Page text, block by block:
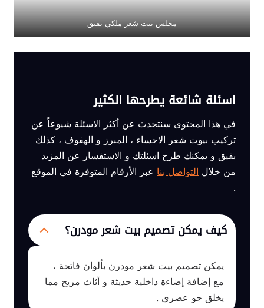
مجلس بيت شعر ملكي بقيق
اسئلة شائعة يطرحها الكثير
في هذا المحتوى سنتحدث عن أكثر الاسئلة شيوعاً عن
تركيب بيوت شعر الاحساء ، المبرز و الهفوف ، كذلك
بقيق و يمكنك طرح اسئلتك و الاستفسار عن المزيد
من خلالالتواصل بنا عبر الأرقام المتوفرة في الموقع
.
كيف يمكن تصميم بيت شعر مودرن؟
يمكن تصميم بيت شعر مودرن بألوان فاتحة ،
مع إضافة إضاءة داخلية حديثة و أثاث مريح مما
يخلق جو عصري .